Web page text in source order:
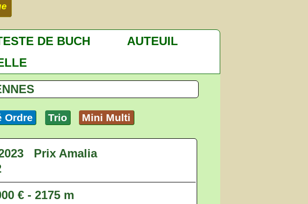
DE BUCH
AUTEUIL
Ordre Trio Mini Multi
Prix Amalia
€ - 2175 m